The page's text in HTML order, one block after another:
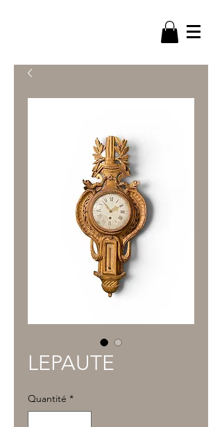
LEPAUTE
Quantité *